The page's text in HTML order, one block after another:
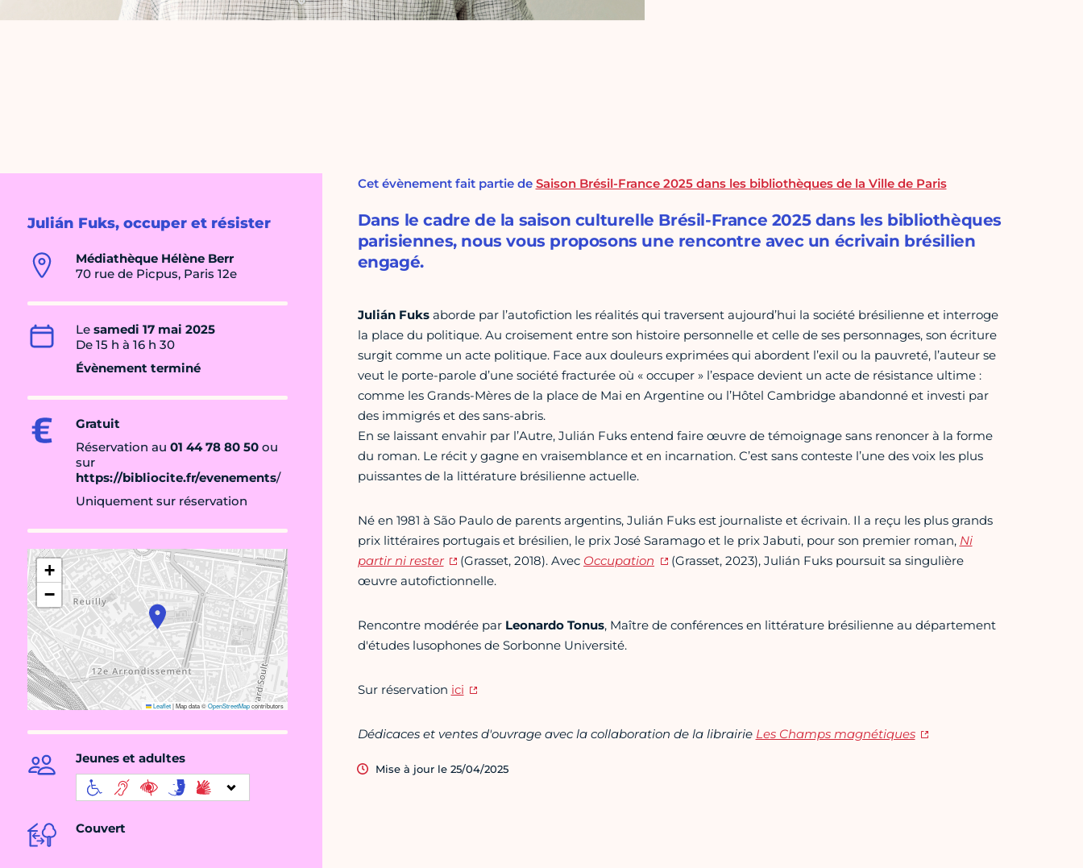
Julián Fuks, occuper et résister
Médiathèque Hélène Berr
70 rue de Picpus, Paris 12e
Le samedi 17 mai 2025
De 15 h à 16 h 30
Évènement terminé
Gratuit
Réservation au 01 44 78 80 50 ou
sur
https://bibliocite.fr/evenements/
Uniquement sur réservation
+
−
Leaflet|Map data ©OpenStreetMapcontributors
Jeunes et adultes
Couvert
Cet évènement fait partie de Saison Brésil-France 2025 dans les bibliothèques de la Ville de Paris
Dans le cadre de la saison culturelle Brésil-France 2025 dans les bibliothèques
parisiennes, nous vous proposons une rencontre avec un écrivain brésilien
engagé.
Julián Fuksaborde par l’autofiction les réalités qui traversent aujourd’hui la société brésilienne et interroge
la place du politique. Au croisement entre son histoire personnelle et celle de ses personnages, son écriture
surgit comme un acte politique. Face aux douleurs exprimées qui abordent l’exil ou la pauvreté, l’auteur se
veut le porte-parole d’une société fracturée où « occuper » l’espace devient un acte de résistance ultime :
comme les Grands-Mères de la place de Mai en Argentine ou l’Hôtel Cambridge abandonné et investi par
des immigrés et des sans-abris.
En se laissant envahir par l’Autre, Julián Fuks entend faire œuvre de témoignage sans renoncer à la forme
du roman. Le récit y gagne en vraisemblance et en incarnation. C’est sans conteste l’une des voix les plus
puissantes de la littérature brésilienne actuelle.
Né en 1981 à São Paulo de parents argentins, Julián Fuks est journaliste et écrivain. Il a reçu les plus grands
prix littéraires portugais et brésilien, le prix José Saramago et le prix Jabuti, pour son premier roman, Ni
partir ni rester
(Grasset, 2018). Avec Occupation
(Grasset, 2023), Julián Fuks poursuit sa singulière
œuvre autofictionnelle.
Rencontre modérée parLeonardo Tonus, Maître de conférences en littérature brésilienne au département
d'études lusophones de Sorbonne Université.
Sur réservation ici
Dédicaces et ventes d'ouvrage avec la collaboration de la librairie Les Champs magnétiques
Mise à jour le 25/04/2025